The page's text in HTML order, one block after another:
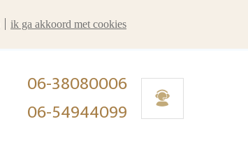
06-38080006
06-54944099
ik ga akkoord met cookies